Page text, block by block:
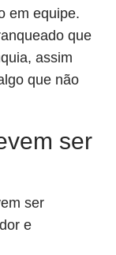
em equipe.
que
assim
que não
ser
ser
e